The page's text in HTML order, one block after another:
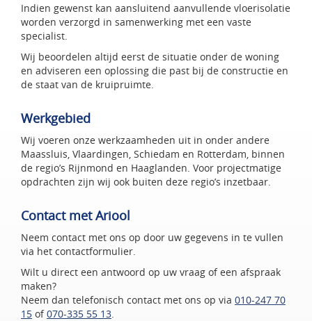
Indien gewenst kan aansluitend aanvullende vloerisolatie
worden verzorgd in samenwerking met een vaste
specialist.
Wij beoordelen altijd eerst de situatie onder de woning
en adviseren een oplossing die past bij de constructie en
de staat van de kruipruimte.
Werkgebied
Wij voeren onze werkzaamheden uit in onder andere
Maassluis, Vlaardingen, Schiedam en Rotterdam, binnen
de regio’s Rijnmond en Haaglanden. Voor projectmatige
opdrachten zijn wij ook buiten deze regio’s inzetbaar.
Contact met Ariool
Neem contact met ons op door uw gegevens in te vullen
via het contactformulier.
Wilt u direct een antwoord op uw vraag of een afspraak
maken?
Neem dan telefonisch contact met ons op via 010-247 70
15 of070-335 55 13